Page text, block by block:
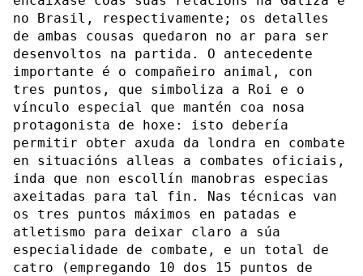
no Brasil, respectivamente; os detalles
de ambas cousas quedaron no ar para ser
desenvoltos na partida. O antecedente
importante é o compañeiro animal, con
tres puntos, que simboliza a Roi e o
vínculo especial que mantén coa nosa
protagonista de hoxe: isto debería
permitir obter axuda da londra en combate
en situacións alleas a combates oficiais,
inda que non escollín manobras especias
axeitadas para tal fin. Nas técnicas van
os tres puntos máximos en patadas e
atletismo para deixar claro a súa
especialidade de combate, e un total de
catro (empregando 10 dos 15 puntos de